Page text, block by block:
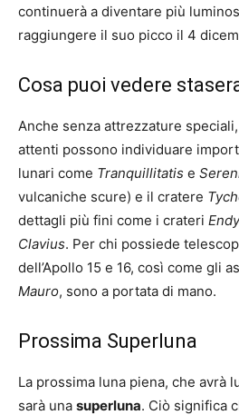
continuerà a diventare più
raggiungere il suo picco il 4
Cosa puoi vedere
Anche senza attrezzature
attenti possono individuare
lunari come Tranquillitatis e
vulcaniche scure) e il cratere
dettagli più fini come i crateri
Clavius. Per chi possiede
dell’Apollo 15 e 16, così come gli
Mauro, sono a portata di mano.
Prossima Superluna
La prossima luna piena, che avrà
sarà una superluna. Ciò significa